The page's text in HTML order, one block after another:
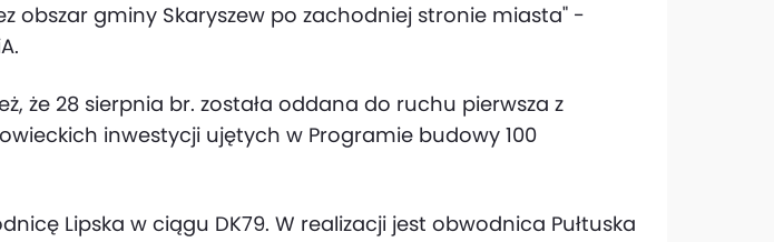
obszar gminy Skaryszew po zachodniej stronie miasta" -
że 28 sierpnia br. została oddana do ruchu pierwsza z
inwestycji ujętych w Programie budowy 100
Lipska w ciągu DK79. W realizacji jest obwodnica Pułtuska